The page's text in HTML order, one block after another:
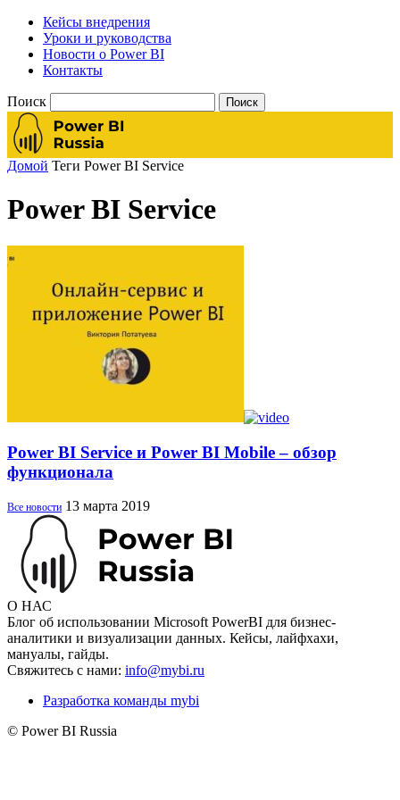
Кейсы внедрения
Уроки и руководства
Новости о Power BI
Контакты
Поиск
Домой Теги Power BI Service
Power BI Service
Power BI Service и Power BI Mobile – обзор
функционала
Все новости 13 марта 2019
О НАС
Блог об использовании Microsoft PowerBI для бизнес-
аналитики и визуализации данных. Кейсы, лайфхахи,
мануалы, гайды.
Свяжитесь с нами: info@mybi.ru
Разработка команды mybi
© Power BI Russia